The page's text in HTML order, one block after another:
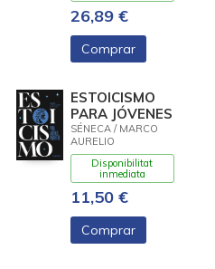
26,89 €
Comprar
ESTOICISMO
PARA JÓVENES
SÉNECA / MARCO
AURELIO
Disponibilitat
inmediata
11,50 €
Comprar